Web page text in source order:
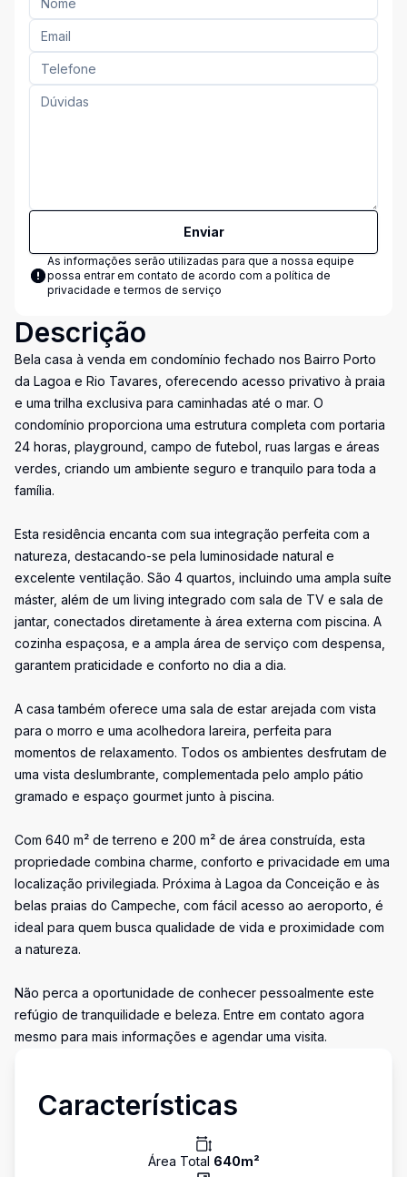
Enviar
As informações serão utilizadas para que a nossa equipe
possa entrar em contato de acordo com a política de
privacidade e termos de serviço
Descrição
Bela casa à venda em condomínio fechado nos Bairro Porto
da Lagoa e Rio Tavares, oferecendo acesso privativo à praia
e uma trilha exclusiva para caminhadas até o mar. O
condomínio proporciona uma estrutura completa com portaria
24 horas, playground, campo de futebol, ruas largas e áreas
verdes, criando um ambiente seguro e tranquilo para toda a
família.
Esta residência encanta com sua integração perfeita com a
natureza, destacando-se pela luminosidade natural e
excelente ventilação. São 4 quartos, incluindo uma ampla suíte
máster, além de um living integrado com sala de TV e sala de
jantar, conectados diretamente à área externa com piscina. A
cozinha espaçosa, e a ampla área de serviço com despensa,
garantem praticidade e conforto no dia a dia.
A casa também oferece uma sala de estar arejada com vista
para o morro e uma acolhedora lareira, perfeita para
momentos de relaxamento. Todos os ambientes desfrutam de
uma vista deslumbrante, complementada pelo amplo pátio
gramado e espaço gourmet junto à piscina.
Com 640 m² de terreno e 200 m² de área construída, esta
propriedade combina charme, conforto e privacidade em uma
localização privilegiada. Próxima à Lagoa da Conceição e às
belas praias do Campeche, com fácil acesso ao aeroporto, é
ideal para quem busca qualidade de vida e proximidade com
a natureza.
Não perca a oportunidade de conhecer pessoalmente este
refúgio de tranquilidade e beleza. Entre em contato agora
mesmo para mais informações e agendar uma visita.
Características
Área Total 640m²